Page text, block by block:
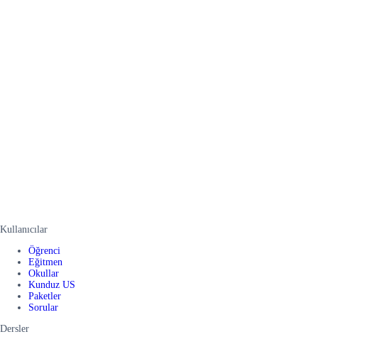
Kullanıcılar
Öğrenci
Eğitmen
Okullar
Kunduz US
Paketler
Sorular
Dersler